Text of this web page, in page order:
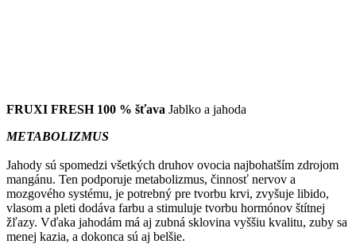
FRUXI FRESH 100 % šťava Jablko a jahoda
METABOLIZMUS
Jahody sú spomedzi všetkých druhov ovocia najbohatším zdrojom
mangánu. Ten podporuje metabolizmus, činnosť nervov a
mozgového systému, je potrebný pre tvorbu krvi, zvyšuje libido,
vlasom a pleti dodáva farbu a stimuluje tvorbu hormónov štítnej
žľazy. Vďaka jahodám má aj zubná sklovina vyššiu kvalitu, zuby sa
menej kazia, a dokonca sú aj belšie.